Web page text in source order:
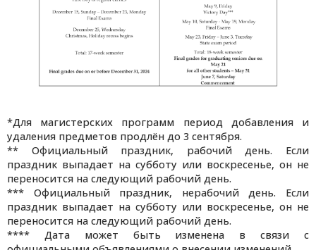
*Для магистерских программ период добавления и
удаления предметов продлён до 3 сентября.
** Официальный праздник, рабочий день. Если
праздник выпадает на субботу или воскресенье, он не
переносится на следующий рабочий день.
*** Официальный праздник, нерабочий день. Если
праздник выпадает на субботу или воскресенье, он не
переносится на следующий рабочий день.
**** Дата может быть изменена в связи с